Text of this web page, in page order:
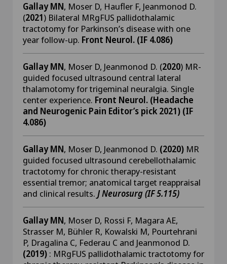
Gallay MN, Moser D, Haufler F, Jeanmonod D.
(2021) Bilateral MRgFUS pallidothalamic
tractotomy for Parkinson’s disease with one
year follow-up. Front Neurol. (IF 4.086)
Gallay MN, Moser D, Jeanmonod D. (2020) MR-
guided focused ultrasound central lateral
thalamotomy for trigeminal neuralgia. Single
center experience. Front Neurol. (Headache
and Neurogenic Pain Editor’s pick 2021) (IF
4.086)
Gallay MN, Moser D, Jeanmonod D. (2020) MR
guided focused ultrasound cerebellothalamic
tractotomy for chronic therapy-resistant
essential tremor; anatomical target reappraisal
and clinical results. J Neurosurg (IF 5.115)
Gallay MN, Moser D, Rossi F, Magara AE,
Strasser M, Bühler R, Kowalski M, Pourtehrani
P, Dragalina C, Federau C and Jeanmonod D.
(2019) : MRgFUS pallidothalamic tractotomy for